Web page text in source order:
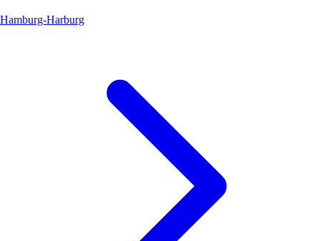
Hamburg-Harburg